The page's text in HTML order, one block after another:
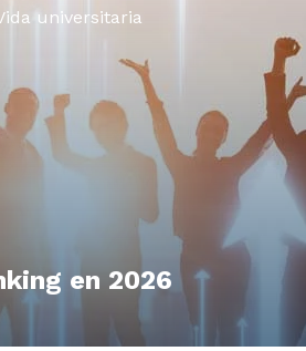
universitaria
en 2026